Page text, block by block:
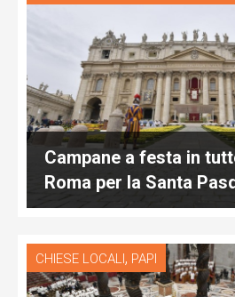
Campane a festa in
Roma per la Santa
CHIESE LOCALI, PAPI